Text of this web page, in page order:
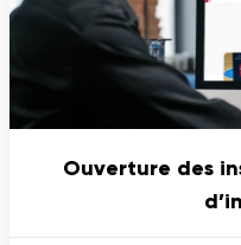
Ouverture des